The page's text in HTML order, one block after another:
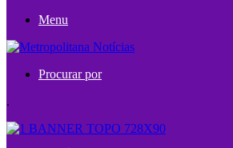
Menu
Procurar por
.